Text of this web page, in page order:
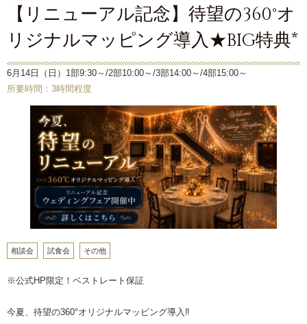
【リニューアル記念】待望の360°オ
リジナルマッピング導入★BIG特典*
6月14日（日）1部9:30～/2部10:00～/3部14:00～/4部15:00～
所要時間：3時間程度
相談会 試食会 その他
※公式HP限定！ベストレート保証
今夏、待望の360°オリジナルマッピング導入‼